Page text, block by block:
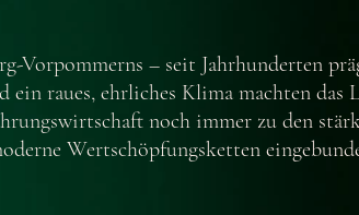
Vorpommerns – seit Jahrhunderten
ein raues, ehrliches Klima machten das
noch immer zu den
Wertschöpfungsketten